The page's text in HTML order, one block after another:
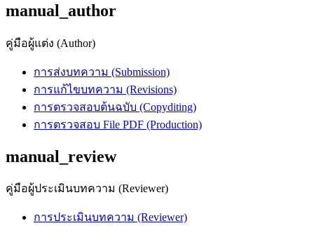
manual_author
คู่มือผู้แต่ง (Author)
การส่งบทความ (Submission)
การแก้ไขบทความ (Revisions)
การตรวจสอบต้นฉบับ (Copyditing)
การตรวจสอบ File PDF (Production)
manual_review
คู่มือผู้ประเมินบทความ (Reviewer)
การประเมินบทความ (Reviewer)